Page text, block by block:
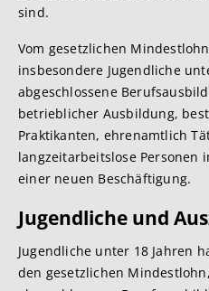
sind.
Vom gesetzlichen
insbesondere Jugendliche
abgeschlossene
betrieblicher Ausbildung,
Praktikanten, ehrenamtlich
langzeitarbeitslose Personen
einer neuen Beschäftigung.
Jugendliche und
Jugendliche unter 18 Jahren
den gesetzlichen